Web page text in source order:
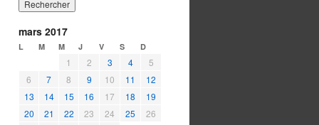
mars 2017
L M M J V S D
1 2 3 4
5
6
7 8 9 10 11
12
13
14 15 16 17 18
19
20
21 22 23 24 25
26